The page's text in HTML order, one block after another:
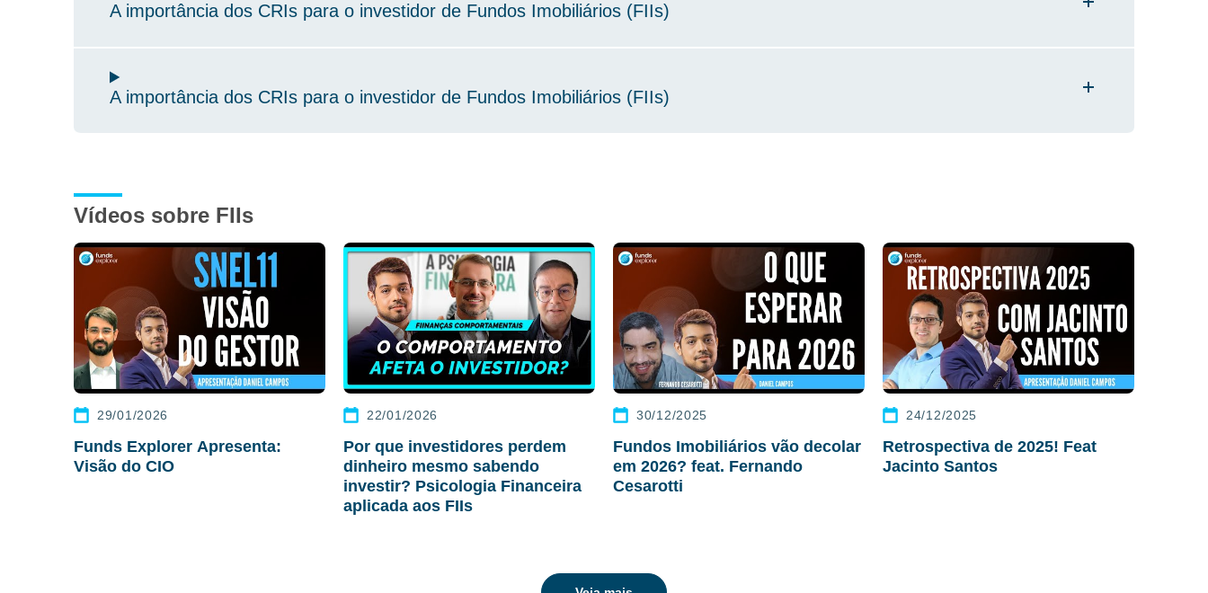
A importância dos CRIs para o investidor de Fundos Imobiliários (FIIs)
A importância dos CRIs para o investidor de Fundos Imobiliários (FIIs)
Vídeos sobre FIIs
29/01/2026
Funds Explorer Apresenta:
Visão do CIO
22/01/2026
Por que investidores perdem
dinheiro mesmo sabendo
investir? Psicologia Financeira
aplicada aos FIIs
30/12/2025
Fundos Imobiliários vão decolar
em 2026? feat. Fernando
Cesarotti
24/12/2025
Retrospectiva de 2025! Feat
Jacinto Santos